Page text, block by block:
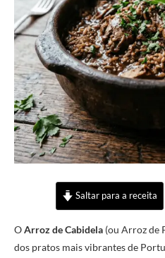
Saltar para a receita
OArroz de Cabidela (ou Arroz de
dos pratos mais vibrantes de